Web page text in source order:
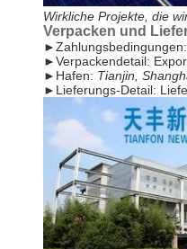
Wirkliche Projekte, die
Verpacken und
►Zahlungsbedingungen:
►Verpackendetail:
► Hafen: Tianjin,
► Lieferungs-Detail: